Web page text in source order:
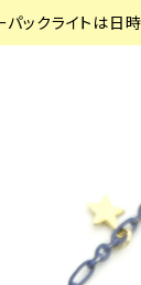
パックライトは日